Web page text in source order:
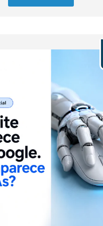
preparar seu site para
empresas a
digital em resultados reais.
Ter um site que